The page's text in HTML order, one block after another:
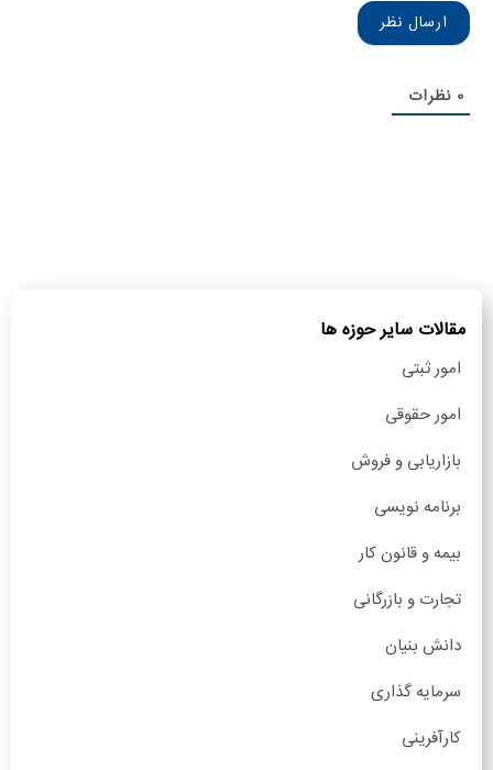
0 نظرات
مقالات سایر حوزه ها
امور ثبتی
امور حقوقی
بازاریابی و فروش
برنامه نویسی
بیمه و قانون کار
تجارت و بازرگانی
دانش بنیان
سرمایه گذاری
کارآفرینی